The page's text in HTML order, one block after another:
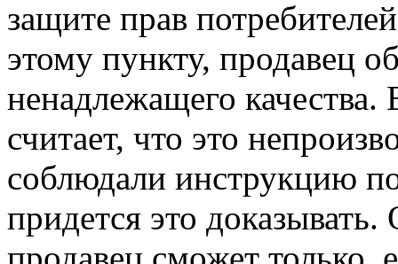
защите прав
этому пункту, продавец
ненадлежащего качества.
считает, что это
соблюдали инструкцию
придется это доказывать.